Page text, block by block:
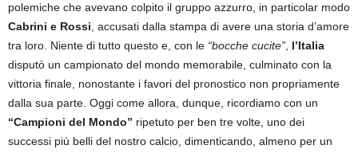
polemiche che avevano colpito il gruppo azzurro, in particolar modo
Cabrini e Rossi, accusati dalla stampa di avere una storia d’amore
tra loro. Niente di tutto questo e, con le “bocche cucite”, l’Italia
disputò un campionato del mondo memorabile, culminato con la
vittoria finale, nonostante i favori del pronostico non propriamente
dalla sua parte. Oggi come allora, dunque, ricordiamo con un
“Campioni del Mondo” ripetuto per ben tre volte, uno dei
successi più belli del nostro calcio, dimenticando, almeno per un